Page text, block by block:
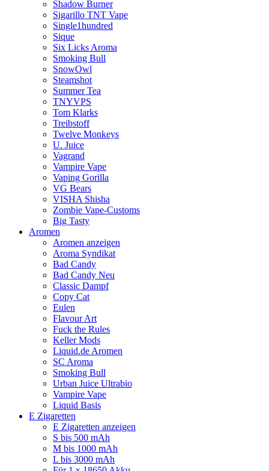
Shadow Burner
Sigarillo TNT Vape
Single1hundred
Sique
Six Licks Aroma
Smoking Bull
SnowOwl
Steamshot
Summer Tea
TNYVPS
Tom Klarks
Treibstoff
Twelve Monkeys
U. Juice
Vagrand
Vampire Vape
Vaping Gorilla
VG Bears
VISHA Shisha
Zombie Vape-Customs
Big Tasty
Aromen
Aromen anzeigen
Aroma Syndikat
Bad Candy
Bad Candy Neu
Classic Dampf
Copy Cat
Eulen
Flavour Art
Fuck the Rules
Keller Mods
Liquid.de Aromen
SC Aroma
Smoking Bull
Urban Juice Ultrabio
Vampire Vape
Liquid Basis
E Zigaretten
E Zigaretten anzeigen
S bis 500 mAh
M bis 1000 mAh
L bis 3000 mAh